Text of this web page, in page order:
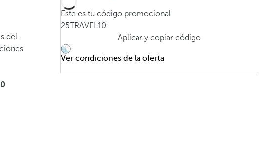
del
Este es tu código promocional
25TRAVEL10
Aplicar y copiar código
Ver condiciones de la oferta